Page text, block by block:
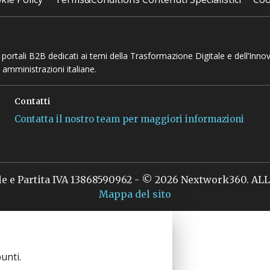
B2B dedicati ai temi della Trasformazione Digitale e
italiane.
Contatti
Contatta il nostro team per maggiori informazioni
Partita IVA 13868590962 - © 2026 Nextwork360. ALL
Mappa del sito